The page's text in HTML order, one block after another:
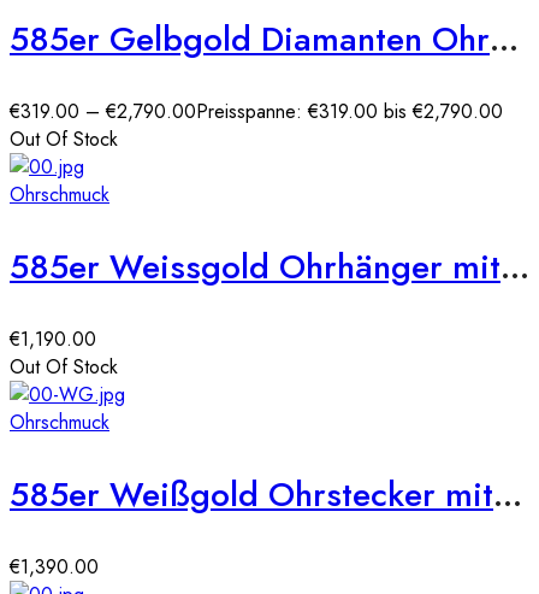
585er Gelbgold Diamanten Ohrstecker Zargenfassung
€319.00 –€2,790.00Preisspanne: €319.00 bis €2,790.00
Out Of Stock
Ohrschmuck
585er Weissgold Ohrhänger mit Diamanten ca. 0,50ct.
€1,190.00
Out Of Stock
Ohrschmuck
585er Weißgold Ohrstecker mit Diamanten zus. 0,50ct.
€1,390.00